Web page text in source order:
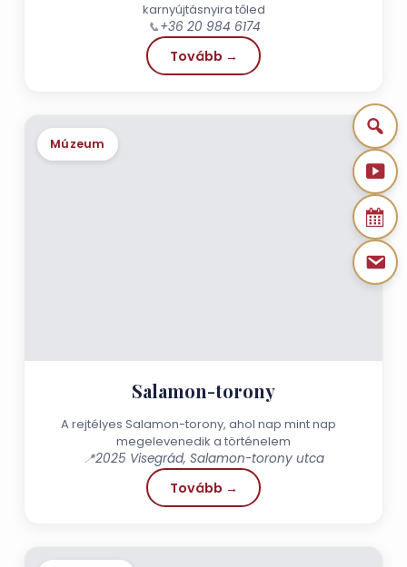
karnyújtásnyira tőled
📞+36 20 984 6174
Tovább →
Múzeum
Salamon-torony
A rejtélyes Salamon-torony, ahol nap mint nap
megelevenedik a történelem
📍2025 Visegrád, Salamon-torony utca
Tovább →